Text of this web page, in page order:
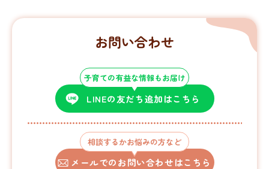
お問い合わせ
子育ての有益な情報もお届け
LINEの友だち追加はこちら
相談するかお悩みの方など
メールでのお問い合わせはこちら